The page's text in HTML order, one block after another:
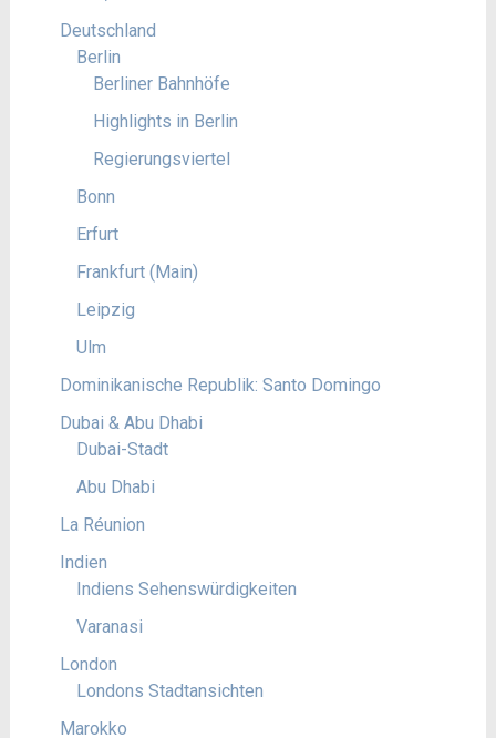
Deutschland
Berlin
Berliner Bahnhöfe
Highlights in Berlin
Regierungsviertel
Bonn
Erfurt
Frankfurt (Main)
Leipzig
Ulm
Dominikanische Republik: Santo Domingo
Dubai & Abu Dhabi
Dubai-Stadt
Abu Dhabi
La Réunion
Indien
Indiens Sehenswürdigkeiten
Varanasi
London
Londons Stadtansichten
Marokko